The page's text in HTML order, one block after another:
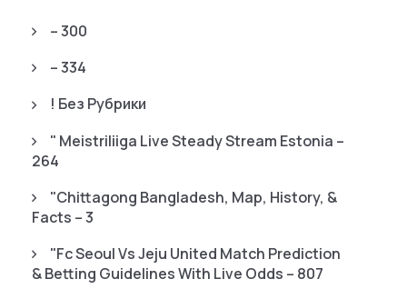
– 300
– 334
! Без Рубрики
"️ Meistriliiga Live Steady Stream Estonia –
264
"chittagong Bangladesh, Map, History, &
Facts – 3
"fc Seoul Vs Jeju United Match Prediction
& Betting Guidelines With Live Odds – 807